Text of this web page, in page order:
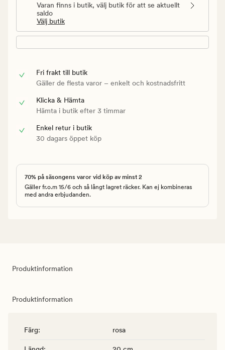
Varan finns i butik, välj butik för att se aktuellt
saldo
Välj butik
Fri frakt till butik
Gäller de flesta varor – enkelt och kostnadsfritt
Klicka & Hämta
Hämta i butik efter 3 timmar
Enkel retur i butik
30 dagars öppet köp
70% på säsongens varor vid köp av minst 2
Gäller fr.o.m 15/6 och så långt lagret räcker. Kan ej kombineras
med andra erbjudanden.
Produktinformation
Produktinformation
Färg: rosa